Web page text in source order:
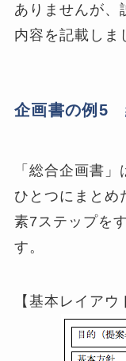
ありませんが、
内容を記載しま
企画書の例5
「総合企画書
ひとつにまとめ
素7ステップを
す。
【基本レイアウ